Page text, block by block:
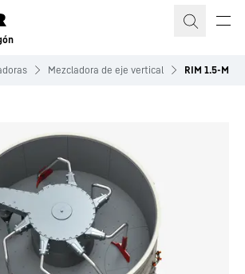
Mezcladora de eje vertical RIM 1.5-M